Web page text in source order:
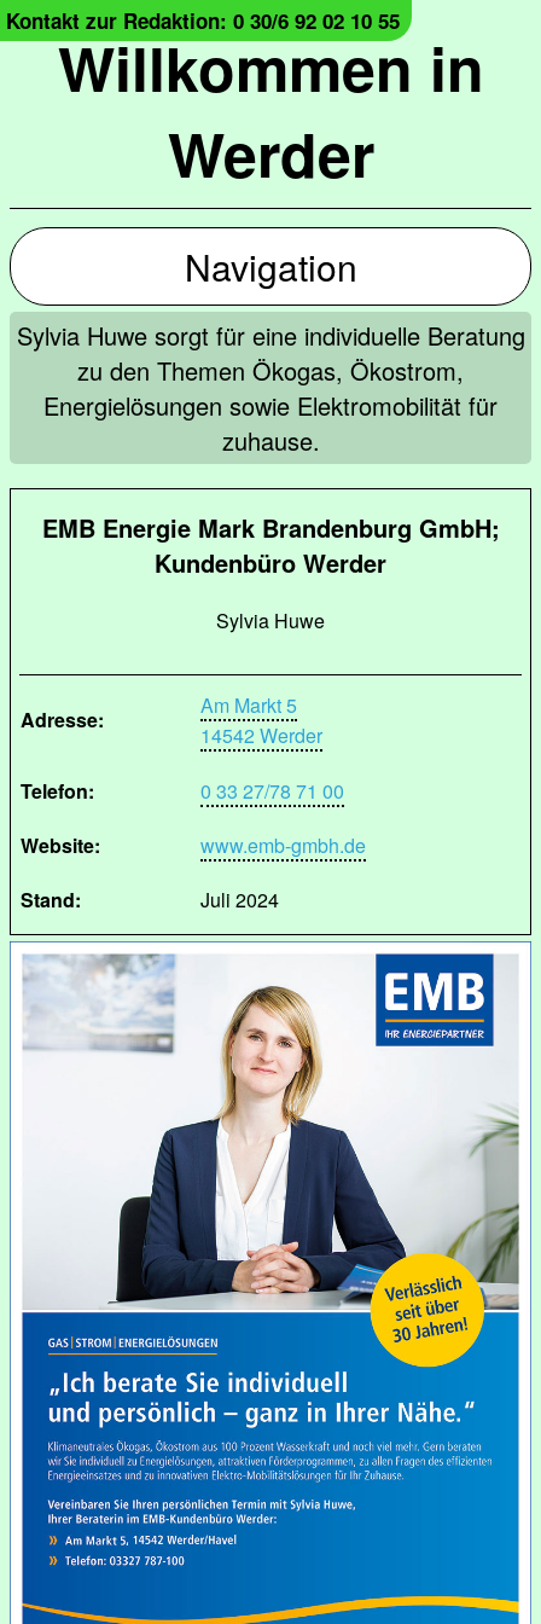
Willkommen in
Werder
Kontakt zur Redaktion: 0 30/6 92 02 10 55
Navigation
Sylvia Huwe sorgt für eine individuelle Beratung
zu den Themen Ökogas, Ökostrom,
Energielösungen sowie Elektromobilität für
zuhause.
EMB Energie Mark Brandenburg GmbH;
Kundenbüro Werder
Sylvia Huwe
Adresse:
Am Markt 5
14542 Werder
Telefon:
0 33 27/78 71 00
Website:
www.emb-gmbh.de
Stand:
Juli 2024